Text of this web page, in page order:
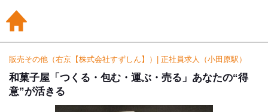
販売その他（右京【株式会社すずしん】）| 正社員求人（小田原駅）
和菓子屋「つくる・包む・運ぶ・売る」あなたの“得
意”が活きる